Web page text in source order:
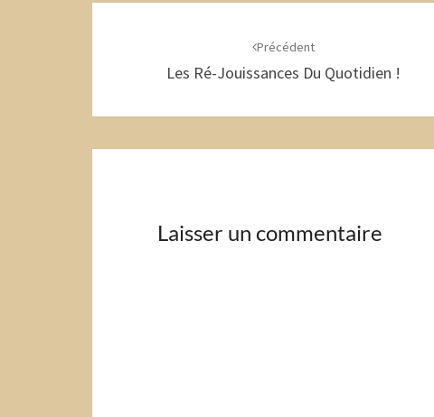
Précédent
Les Ré-Jouissances Du Quotidien !
Laisser un commentaire